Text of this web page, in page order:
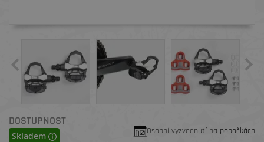
DOSTUPNOST
Skladem Osobní vyzvednutí na pobočkách